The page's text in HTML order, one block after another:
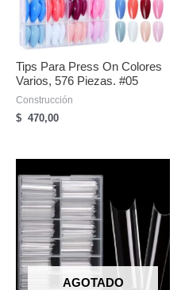
Tips Para Press On Colores
Varios, 576 Piezas. #05
Construcción
$ 470,00
AGOTADO